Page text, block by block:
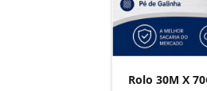
Rolo 30M X